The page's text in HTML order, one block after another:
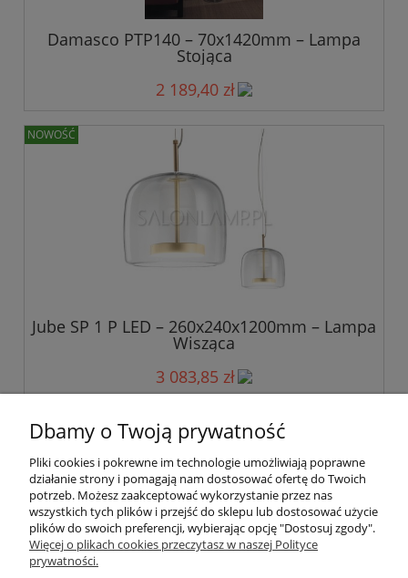
Damasco PTP140 – 70x1420mm – Lampa
Stojąca
2 189,40 zł
Jube SP 1 P LED – 260x240x1200mm – Lampa
Wisząca
3 083,85 zł
NOWOŚĆ
« 1 2 3 4 5
Pomoc
Moje konto
Dbamy o Twoją prywatność
Pliki cookies i pokrewne im technologie umożliwiają poprawne
działanie strony i pomagają nam dostosować ofertę do Twoich
potrzeb. Możesz zaakceptować wykorzystanie przez nas
wszystkich tych plików i przejść do sklepu lub dostosować użycie
plików do swoich preferencji, wybierając opcję "Dostosuj zgody".
Więcej o plikach cookies przeczytasz w naszej Polityce
prywatności.